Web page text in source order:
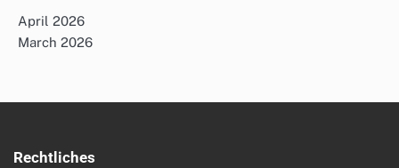
April 2026
March 2026
Rechtliches